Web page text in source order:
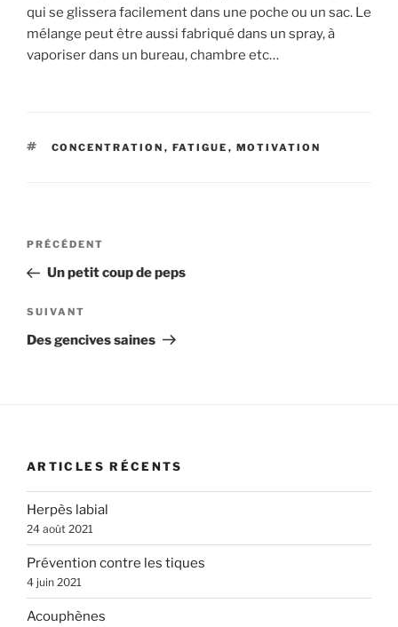
qui se glissera facilement dans une poche ou un sac. Le
mélange peut être aussi fabriqué dans un spray, à
vaporiser dans un bureau, chambre etc…
ÉTIQUETTES
CONCENTRATION , FATIGUE , MOTIVATION
Navigation
l’article
Article
précédent
PRÉCÉDENT
Un petit coup de peps
Article
suivant
SUIVANT
Des gencives saines
ARTICLES RÉCENTS
Herpès labial
24 août 2021
Prévention contre les tiques
4 juin 2021
Acouphènes